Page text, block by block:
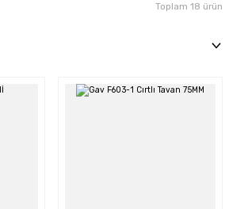
Toplam 18 ürün